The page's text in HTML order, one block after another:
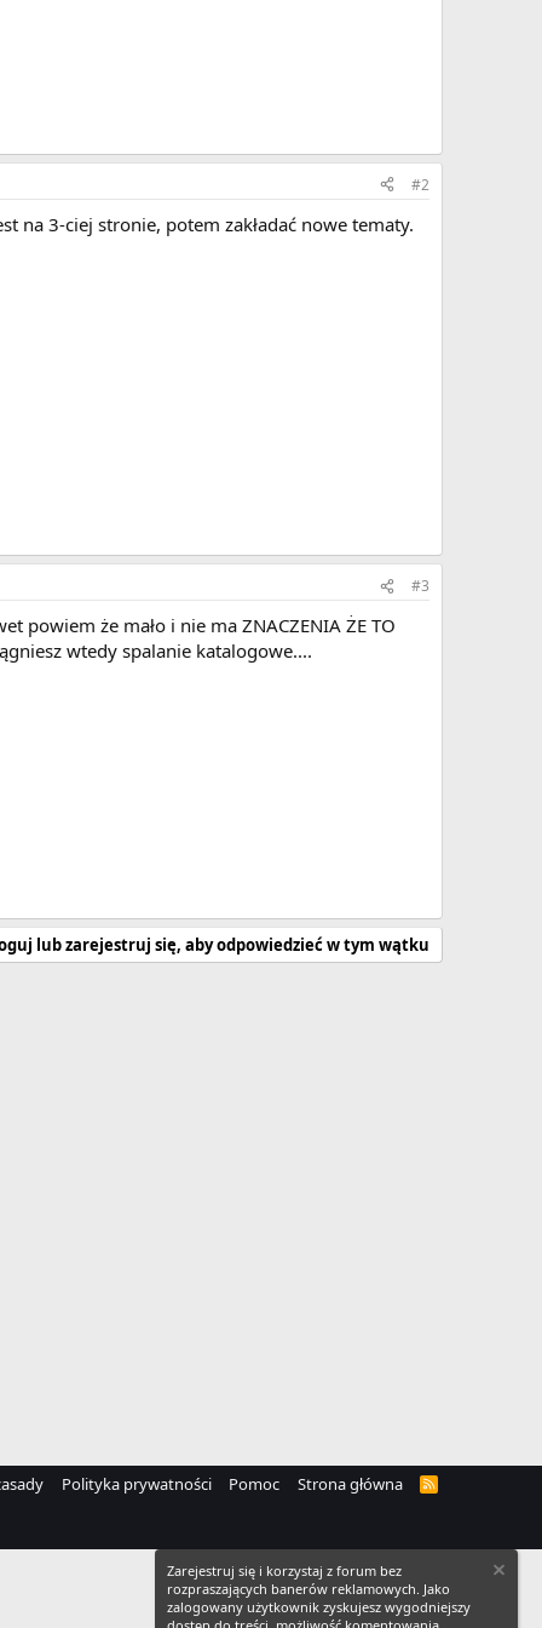
#2
na 3-ciej stronie, potem zakładać nowe tematy.
#3
powiem że mało i nie ma ZNACZENIA ŻE TO
wtedy spalanie katalogowe....
lub zarejestruj się, aby odpowiedzieć w tym wątku
Polityka prywatności Pomoc Strona główna
R
S
Zarejestruj się i korzystaj z forum bez
rozpraszających banerów reklamowych. Jako
zalogowany użytkownik zyskujesz wygodniejszy